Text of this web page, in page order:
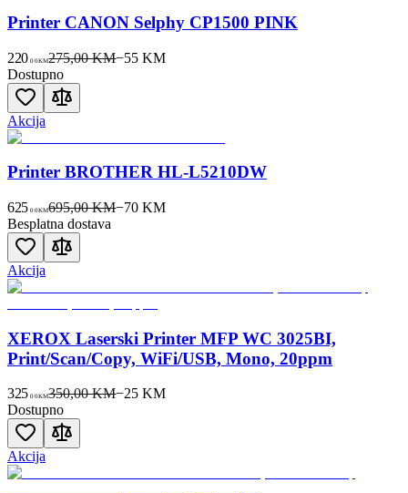
Printer CANON Selphy CP1500 PINK
220 00KM275,00 KM−55 KM
Dostupno
Akcija
Printer BROTHER HL-L5210DW
625 00KM695,00 KM−70 KM
Besplatna dostava
Akcija
XEROX Laserski Printer MFP WC 3025BI,
Print/Scan/Copy, WiFi/USB, Mono, 20ppm
325 00KM350,00 KM−25 KM
Dostupno
Akcija